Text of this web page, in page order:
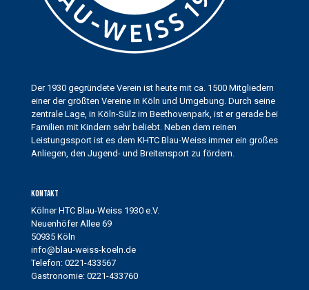
Der 1930 gegründete Verein ist heute mit ca. 1500 Mitgliedern
einer der größten Vereine in Köln und Umgebung. Durch seine
zentrale Lage, in Köln-Sülz im Beethovenpark, ist er gerade bei
Familien mit Kindern sehr beliebt. Neben dem reinen
Leistungssport ist es dem KHTC Blau-Weiss immer ein großes
Anliegen, den Jugend- und Breitensport zu fördern.
Kontakt
Kölner HTC Blau-Weiss 1930 e.V.
Neuenhöfer Allee 69
50935 Köln
info@blau-weiss-koeln.de
Telefon: 0221-433567
Gastronomie: 0221-433760